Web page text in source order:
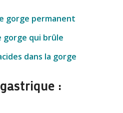
gorge permanent
gorge qui brûle
dans la gorge
: